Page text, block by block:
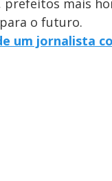
mais
o futuro.
um jornalista